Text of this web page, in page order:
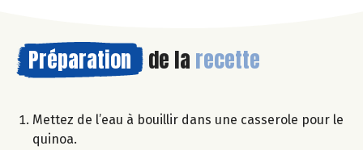
Préparation de la recette
Mettez de l’eau à bouillir dans une casserole pour le
quinoa.